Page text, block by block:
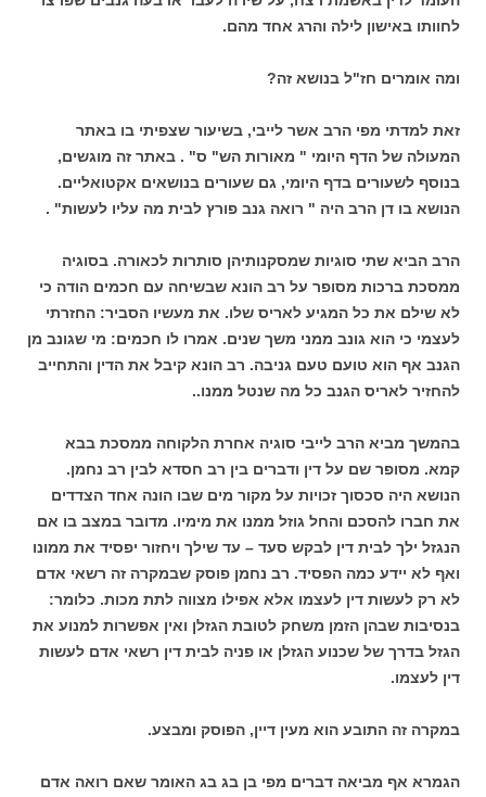
לחוותו באישון לילה והרג אחד מהם.
ומה אומרים חז"ל בנושא זה?
זאת למדתי מפי הרב אשר לייבי, בשיעור שצפיתי בו באתר
המעולה של הדף היומי " מאורות הש" ס" . באתר זה מוגשים,
בנוסף לשעורים בדף היומי, גם שעורים בנושאים אקטואליים.
הנושא בו דן הרב היה " רואה גנב פורץ לבית מה עליו לעשות" .
הרב הביא שתי סוגיות שמסקנותיהן סותרות לכאורה. בסוגיה
ממסכת ברכות מסופר על רב הונא שבשיחה עם חכמים הודה כי
לא שילם את כל המגיע לאריס שלו. את מעשיו הסביר: החזרתי
לעצמי כי הוא גונב ממני משך שנים. אמרו לו חכמים: מי שגונב מן
הגנב אף הוא טועם טעם גניבה. רב הונא קיבל את הדין והתחייב
להחזיר לאריס הגנב כל מה שנטל ממנו..
בהמשך מביא הרב לייבי סוגיה אחרת הלקוחה ממסכת בבא
קמא. מסופר שם על דין ודברים בין רב חסדא לבין רב נחמן.
הנושא היה סכסוך זכויות על מקור מים שבו הונה אחד הצדדים
את חברו להסכם והחל גוזל ממנו את מימיו. מדובר במצב בו אם
הנגזל ילך לבית דין לבקש סעד – עד שילך ויחזור יפסיד את ממונו
ואף לא יידע כמה הפסיד. רב נחמן פוסק שבמקרה זה רשאי אדם
לא רק לעשות דין לעצמו אלא אפילו מצווה לתת מכות. כלומר:
בנסיבות שבהן הזמן משחק לטובת הגזלן ואין אפשרות למנוע את
הגזל בדרך של שכנוע הגזלן או פניה לבית דין רשאי אדם לעשות
דין לעצמו.
במקרה זה התובע הוא מעין דיין, הפוסק ומבצע.
הגמרא אף מביאה דברים מפי בן בג בג האומר שאם רואה אדם